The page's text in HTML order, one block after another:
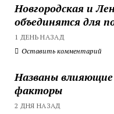
Новгородская и
объединятся для
1 ДЕНЬ НАЗАД
Оставить комментарий
Названы
факторы
2 ДНЯ НАЗАД